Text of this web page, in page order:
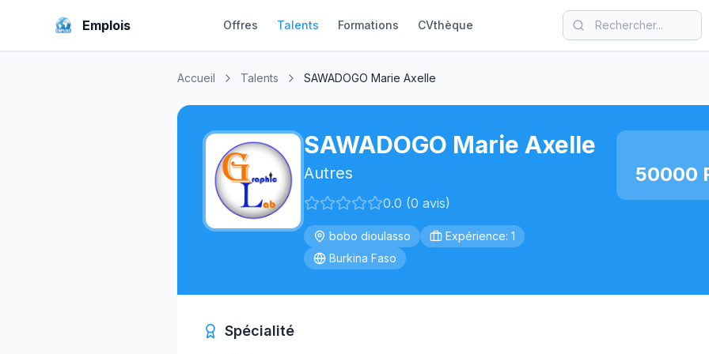
Emplois Offres Talents Formations CVthèque
Accueil Talents SAWADOGO Marie Axelle
SAWADOGO Marie Axelle
Autres
0.0 (0 avis)
bobo dioulasso
Expérience: 1
Burkina Faso
50000
Spécialité